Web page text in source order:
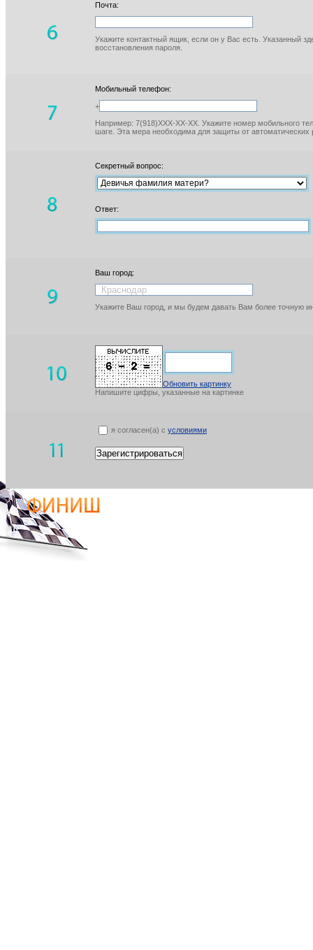
Почта:
Укажите контактный ящик, если он у Вас есть. Указанный
восстановления пароля.
Мобильный телефон:
+
Например: 7(918)XXX-XX-XX. Укажите номер мобильного
шаге. Эта мера необходима для защиты от автоматических
Секретный вопрос:
Ответ:
Ваш город:
Укажите Ваш город, и мы будем давать Вам более точную
Обновить картинку
Напишите цифры, указанные на картинке
я согласен(а) с условиями
Зарегистрироваться